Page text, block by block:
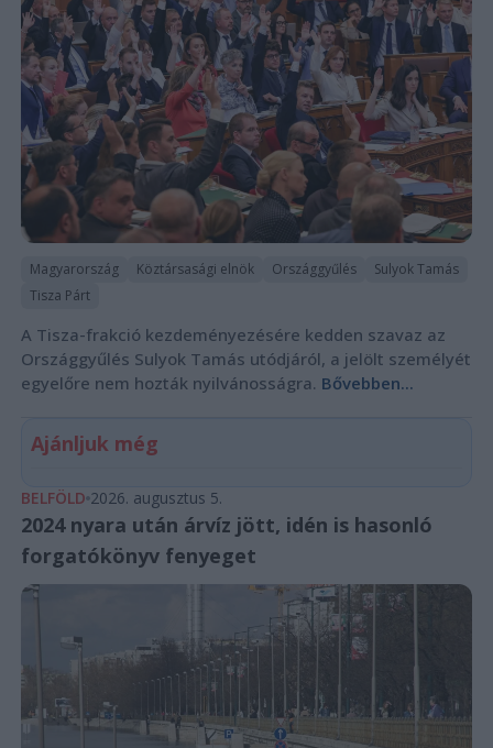
Magyarország Köztársasági elnök Országgyűlés
Sulyok Tamás
Tisza Párt
A Tisza-frakció kezdeményezésére kedden szavaz az
Országgyűlés Sulyok Tamás utódjáról, a jelölt személyét
egyelőre nem hozták nyilvánosságra. Bővebben...
Ajánljuk még
BELFÖLD 2026. augusztus 5.
2024 nyara után árvíz jött, idén is hasonló
forgatókönyv fenyeget